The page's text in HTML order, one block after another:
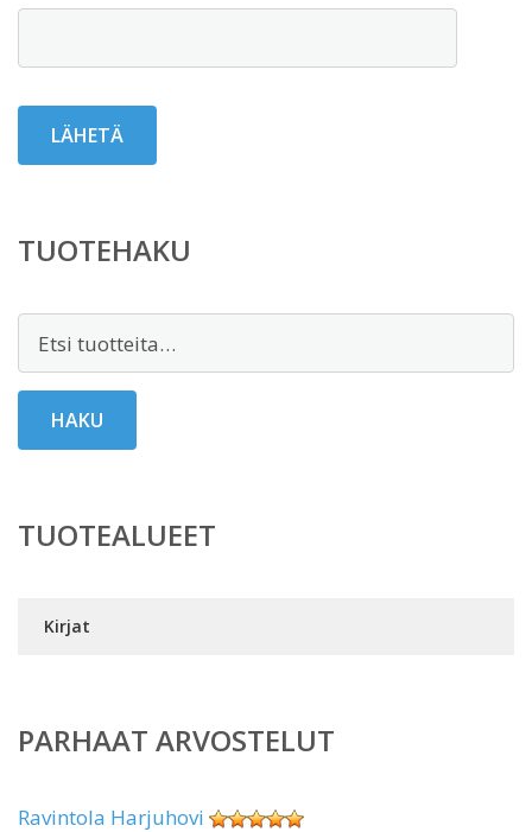
TUOTEHAKU
HAKU
TUOTEALUEET
Kirjat
PARHAAT ARVOSTELUT
Ravintola Harjuhovi